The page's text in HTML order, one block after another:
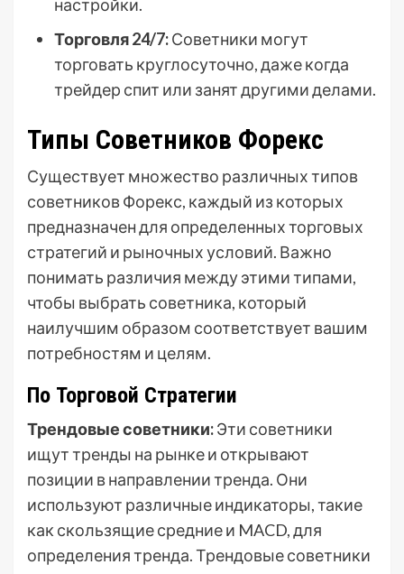
настройки.
Торговля 24/7:Советники могут
торговать круглосуточно, даже когда
трейдер спит или занят другими делами.
Типы Советников Форекс
Существует множество различных типов
советников Форекс, каждый из которых
предназначен для определенных торговых
стратегий и рыночных условий. Важно
понимать различия между этими типами,
чтобы выбрать советника, который
наилучшим образом соответствует вашим
потребностям и целям.
По Торговой Стратегии
Трендовые советники:Эти советники
ищут тренды на рынке и открывают
позиции в направлении тренда. Они
используют различные индикаторы, такие
как скользящие средние и MACD, для
определения тренда. Трендовые советники